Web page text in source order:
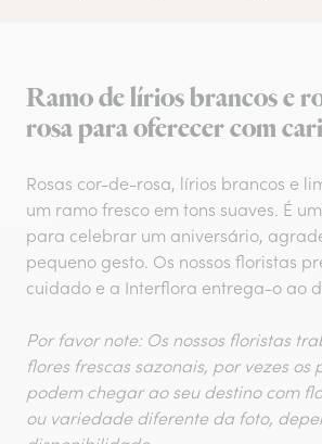
Ramo de lírios brancos e
rosa para oferecer com
Rosas cor-de-rosa, lírios brancos e
um ramo fresco em tons suaves. É
para celebrar um aniversário,
pequeno gesto. Os nossos floristas
cuidado e a Interflora entrega-o ao
Por favor note: Os nossos floristas
flores frescas sazonais, por vezes os
podem chegar ao seu destino com
ou variedade diferente da foto,